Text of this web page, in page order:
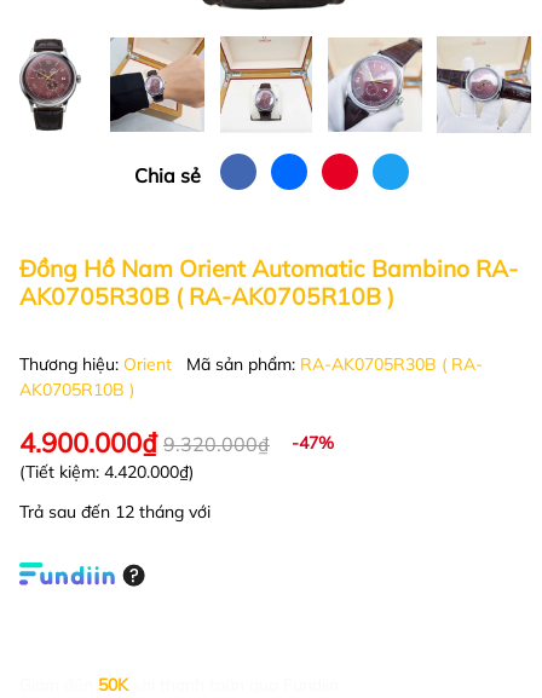
Chia sẻ
Đồng Hồ Nam Orient Automatic Bambino RA-
AK0705R30B ( RA-AK0705R10B )
Thương hiệu: Orient Mã sản phẩm: RA-AK0705R30B ( RA-
AK0705R10B )
4.900.000₫ 9.320.000₫
-47%
(Tiết kiệm: 4.420.000₫)
Trả sau đến 12 tháng với
50K